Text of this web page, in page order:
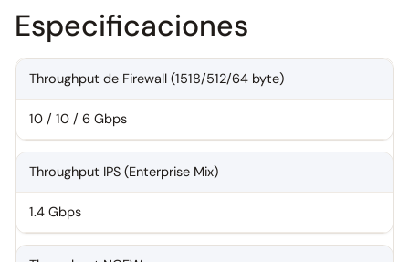
Especificaciones
Throughput de Firewall (1518/512/64 byte)
10 / 10 / 6 Gbps
Throughput IPS (Enterprise Mix)
1.4 Gbps